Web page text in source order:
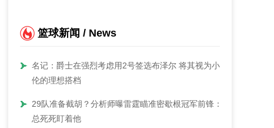
篮球新闻 / News
名记：爵士在强烈考虑用2号签选布泽尔 将其视为小贾
伦的理想搭档
29队准备截胡？分析师曝雷霆瞄准密歇根冠军前锋：普
总死死盯着他